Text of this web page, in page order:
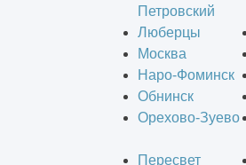
Петровский
Люберцы
Москва
Наро-Фоминск
Обнинск
Орехово-Зуево
Пересвет